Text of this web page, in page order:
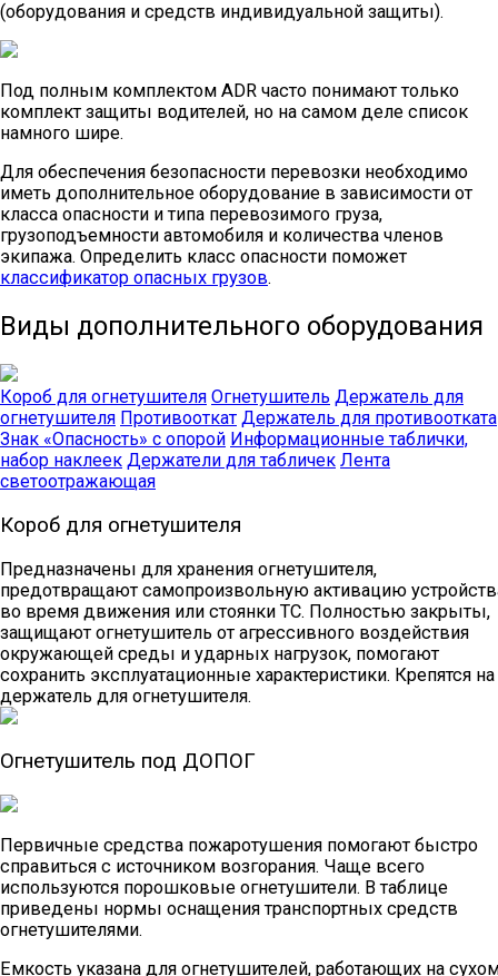
(оборудования и средств индивидуальной защиты).
Под полным комплектом ADR часто понимают только
комплект защиты водителей, но на самом деле список
намного шире.
Для обеспечения безопасности перевозки необходимо
иметь дополнительное оборудование в зависимости от
класса опасности и типа перевозимого груза,
грузоподъемности автомобиля и количества членов
экипажа. Определить класс опасности поможет
классификатор опасных грузов.
Виды дополнительного оборудования
Короб для огнетушителя Огнетушитель Держатель для
огнетушителя Противооткат Держатель для противоотката
Знак «Опасность» с опорой Информационные таблички,
набор наклеек Держатели для табличек Лента
светоотражающая
Короб для огнетушителя
Предназначены для хранения огнетушителя,
предотвращают самопроизвольную активацию
во время движения или стоянки ТС. Полностью закрыты,
защищают огнетушитель от агрессивного воздействия
окружающей среды и ударных нагрузок, помогают
сохранить эксплуатационные характеристики. Крепятся на
держатель для огнетушителя.
Огнетушитель под ДОПОГ
Первичные средства пожаротушения помогают быстро
справиться с источником возгорания. Чаще всего
используются порошковые огнетушители. В таблице
приведены нормы оснащения транспортных средств
огнетушителями.
Емкость указана для огнетушителей, работающих на